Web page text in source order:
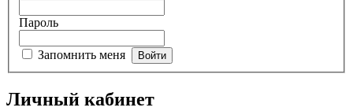
Пароль
Запомнить меня
Личный кабинет